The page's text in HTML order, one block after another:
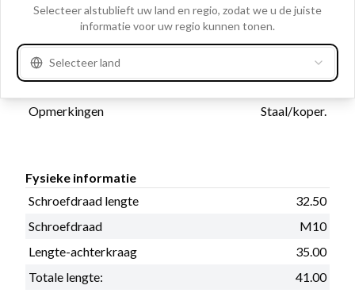
Product informatie
Opmerkingen
Staal/koper.
Fysieke informatie
Schroefdraad lengte
32.50
Schroefdraad
M10
Lengte-achterkraag
35.00
Totale lengte:
41.00
Selecteer alstublieft uw land en regio, zodat we u de juiste
informatie voor uw regio kunnen tonen.
Selecteer land